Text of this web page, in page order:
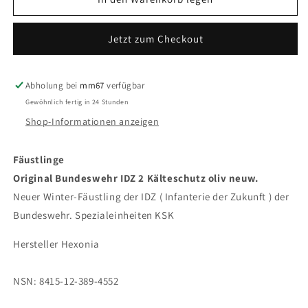
Original
Hexonia
Fäustlinge
Kälteschutz
Original
IDZ
Hexonia
Fäustlinge
Kälteschutz
Jetzt zum Checkout
Abholung bei mm67 verfügbar
Gewöhnlich fertig in 24 Stunden
Shop-Informationen anzeigen
Fäustlinge
Original Bundeswehr IDZ 2 Kälteschutz oliv neuw.
Neuer Winter-Fäustling der IDZ ( Infanterie der Zukunft ) der
Bundeswehr. Spezialeinheiten KSK
Hersteller Hexonia
NSN: 8415-12-389-4552